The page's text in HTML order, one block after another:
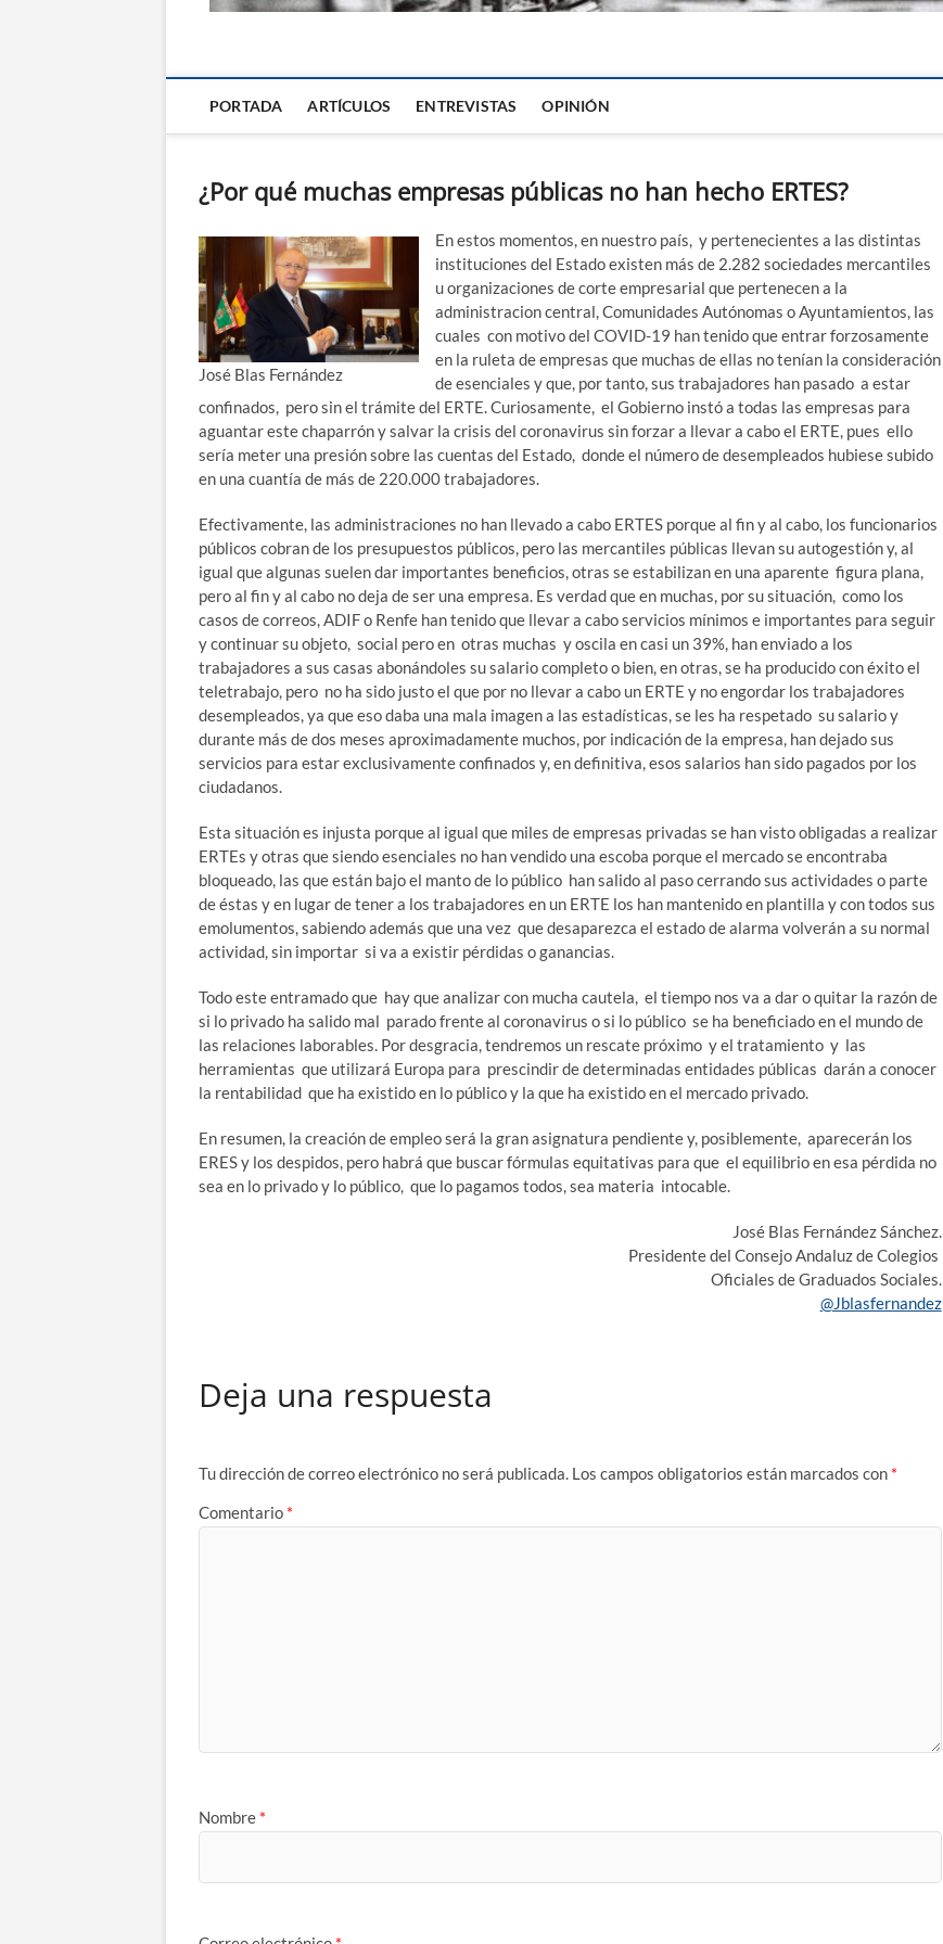
PORTADA ARTÍCULOS ENTREVISTAS OPINIÓN
¿Por qué muchas empresas públicas no han hecho ERTES?
José Blas Fernández
En estos momentos, en nuestro país, y pertenecientes a las distintas
instituciones del Estado existen más de 2.282 sociedades mercantiles
u organizaciones de corte empresarial que pertenecen a la
administracion central, Comunidades Autónomas o Ayuntamientos, las
cuales con motivo del COVID-19 han tenido que entrar forzosamente
en la ruleta de empresas que muchas de ellas no tenían la consideración
de esenciales y que, por tanto, sus trabajadores han pasado a estar
confinados, pero sin el trámite del ERTE. Curiosamente, el Gobierno instó a todas las empresas para
aguantar este chaparrón y salvar la crisis del coronavirus sin forzar a llevar a cabo el ERTE, pues ello
sería meter una presión sobre las cuentas del Estado, donde el número de desempleados hubiese subido
en una cuantía de más de 220.000 trabajadores.
Efectivamente, las administraciones no han llevado a cabo ERTES porque al fin y al cabo, los funcionarios
públicos cobran de los presupuestos públicos, pero las mercantiles públicas llevan su autogestión y, al
igual que algunas suelen dar importantes beneficios, otras se estabilizan en una aparente figura plana,
pero al fin y al cabo no deja de ser una empresa. Es verdad que en muchas, por su situación, como los
casos de correos, ADIF o Renfe han tenido que llevar a cabo servicios mínimos e importantes para seguir
y continuar su objeto, social pero en otras muchas y oscila en casi un 39%, han enviado a los
trabajadores a sus casas abonándoles su salario completo o bien, en otras, se ha producido con éxito el
teletrabajo, pero no ha sido justo el que por no llevar a cabo un ERTE y no engordar los trabajadores
desempleados, ya que eso daba una mala imagen a las estadísticas, se les ha respetado su salario y
durante más de dos meses aproximadamente muchos, por indicación de la empresa, han dejado sus
servicios para estar exclusivamente confinados y, en definitiva, esos salarios han sido pagados por los
ciudadanos.
Esta situación es injusta porque al igual que miles de empresas privadas se han visto obligadas a realizar
ERTEs y otras que siendo esenciales no han vendido una escoba porque el mercado se encontraba
bloqueado, las que están bajo el manto de lo público han salido al paso cerrando sus actividades o parte
de éstas y en lugar de tener a los trabajadores en un ERTE los han mantenido en plantilla y con todos sus
emolumentos, sabiendo además que una vez que desaparezca el estado de alarma volverán a su normal
actividad, sin importar si va a existir pérdidas o ganancias.
Todo este entramado que hay que analizar con mucha cautela, el tiempo nos va a dar o quitar la razón de
si lo privado ha salido mal parado frente al coronavirus o si lo público se ha beneficiado en el mundo de
las relaciones laborables. Por desgracia, tendremos un rescate próximo y el tratamiento y las
herramientas que utilizará Europa para prescindir de determinadas entidades públicas darán a conocer
la rentabilidad que ha existido en lo público y la que ha existido en el mercado privado.
En resumen, la creación de empleo será la gran asignatura pendiente y, posiblemente, aparecerán los
ERES y los despidos, pero habrá que buscar fórmulas equitativas para que el equilibrio en esa pérdida no
sea en lo privado y lo público, que lo pagamos todos, sea materia intocable.
José Blas Fernández Sánchez.
Presidente del Consejo Andaluz de Colegios
Oficiales de Graduados Sociales.
@Jblasfernandez
Deja una respuesta
Tu dirección de correo electrónico no será publicada. Los campos obligatorios están marcados con *
Comentario *
Nombre *